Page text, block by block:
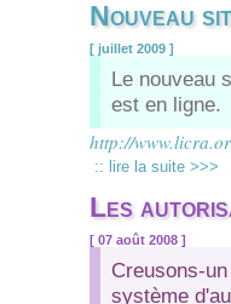
Nouveau
[ juillet 2009 ]
Le nouveau
est en ligne.
http://
:: lire la suite >>>
Les
[ 07 août 2008 ]
Creusons-
système